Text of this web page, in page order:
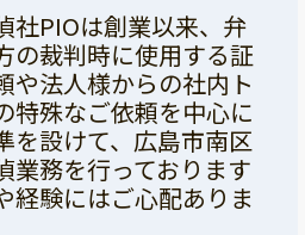
社PIOは創業以来、弁
の裁判時に使用する証
や法人様からの社内ト
特殊なご依頼を中心に
を設けて、広島市南区
業務を行っております
経験にはご心配ありま